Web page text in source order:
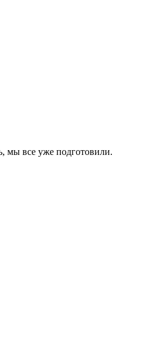
мы все уже подготовили.